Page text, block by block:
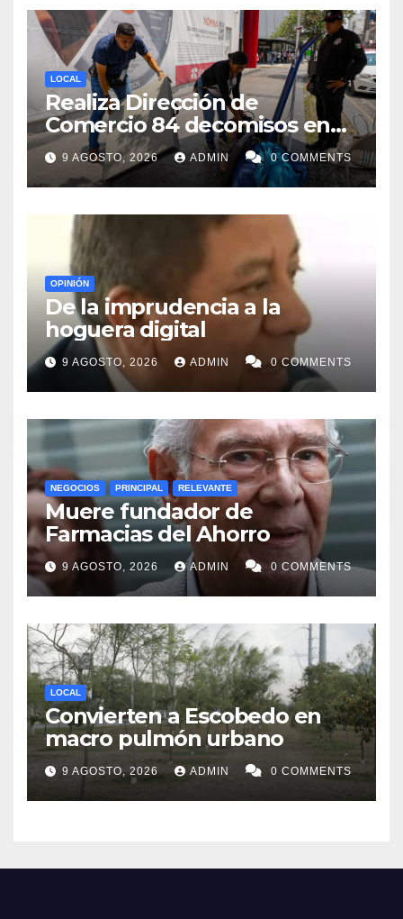
LOCAL
Realiza Dirección de
Comercio 84 decomisos en
Centro de Monterrey
9 AGOSTO, 2026 ADMIN 0 COMMENTS
OPINIÓN
De la imprudencia a la
hoguera digital
9 AGOSTO, 2026 ADMIN 0 COMMENTS
NEGOCIOS PRINCIPAL RELEVANTE
Muere fundador de
Farmacias del Ahorro
9 AGOSTO, 2026 ADMIN 0 COMMENTS
LOCAL
Convierten a Escobedo en
macro pulmón urbano
9 AGOSTO, 2026 ADMIN 0 COMMENTS